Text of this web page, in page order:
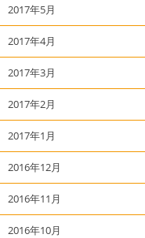
2017年5月
2017年4月
2017年3月
2017年2月
2017年1月
2016年12月
2016年11月
2016年10月